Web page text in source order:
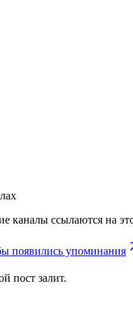
каналы ссылаются на
появились упоминания
пост залит.